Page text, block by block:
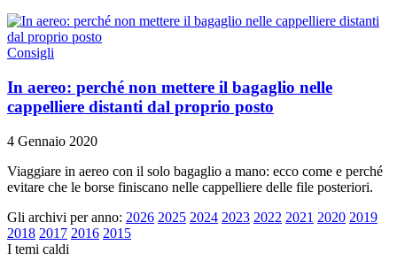
Consigli
In aereo: perché non mettere il bagaglio nelle
cappelliere distanti dal proprio posto
4 Gennaio 2020
Viaggiare in aereo con il solo bagaglio a mano: ecco come e perché
evitare che le borse finiscano nelle cappelliere delle file posteriori.
Gli archivi per anno: 2026 2025 2024 2023 2022 2021 2020 2019
2018 2017 2016 2015
I temi caldi